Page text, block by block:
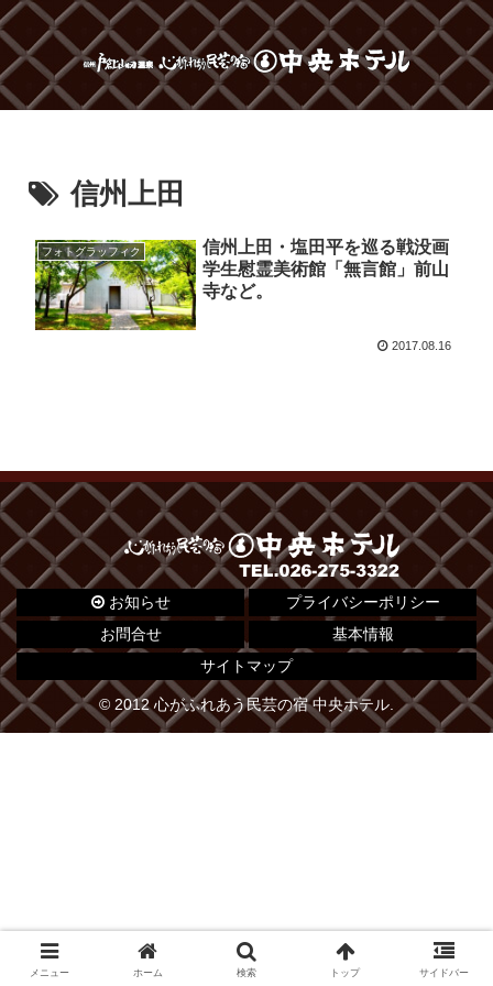
信州上田
フォトグラッフィク
信州上田・塩田平を巡る戦没画
学生慰霊美術館「無言館」前山
寺など。
2017.08.16
お知らせ
プライバシーポリシー
お問合せ
基本情報
サイトマップ
© 2012 心がふれあう民芸の宿 中央ホテル.
メニュー ホーム 検索 トップ サイドバー